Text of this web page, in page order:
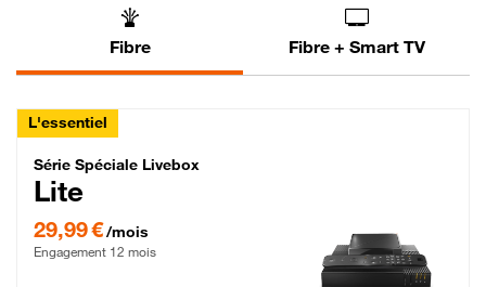
Fibre Fibre + Smart TV
L'essentiel
Série Spéciale Livebox Lite Fibre
Série Spéciale Livebox
Lite
29,99 €/mois
Engagement 12 mois